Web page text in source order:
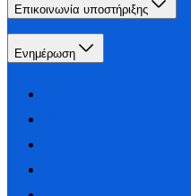
Επικοινωνία υποστήριξης
Ενημέρωση